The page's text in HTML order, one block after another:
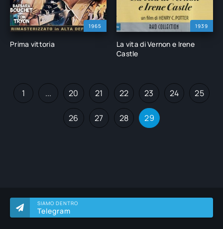
SIAMO DENTRO
Telegram
1965
Prima vittoria
1939
La vita di Vernon e Irene
Castle
1 ... 20 21 22 23 24 25
26 27 28 29